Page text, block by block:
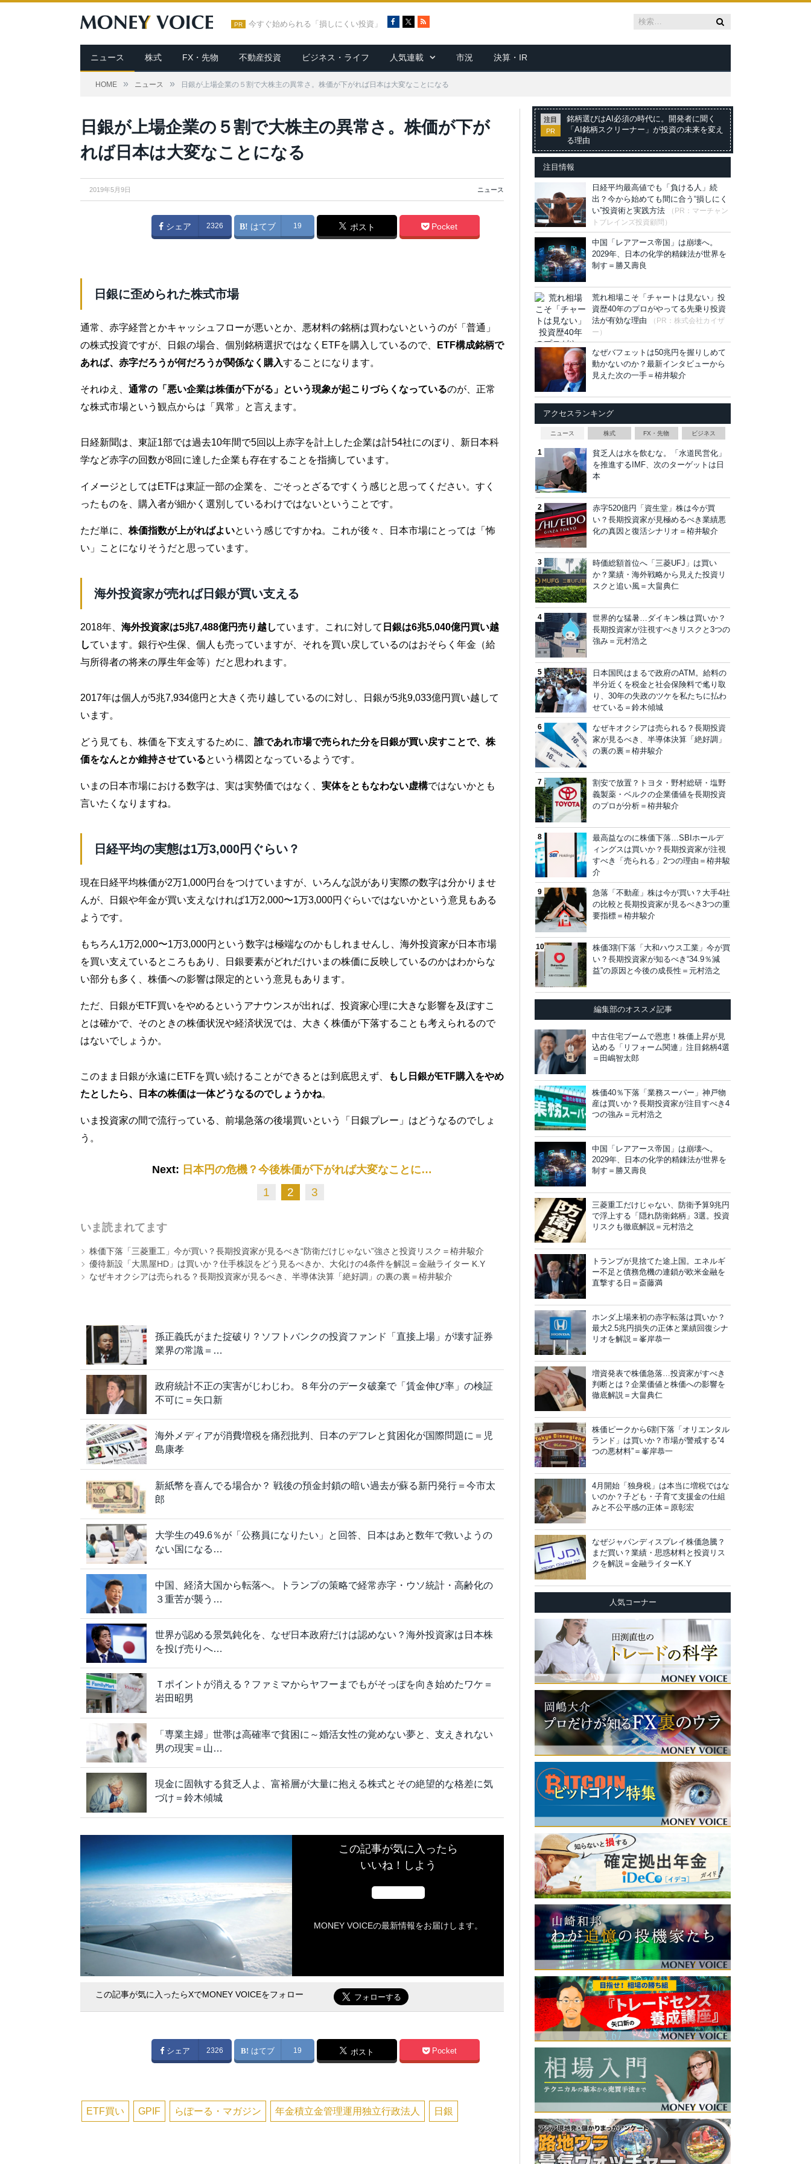
PR 今すぐ始められる「損しにくい投資」
c
e
b
o
R
S
ニュース 株式 FX・先物 不動産投資 ビジネス・ライフ 人気連載 市況 決算・IR
HOME » ニュース » 日銀が上場企業の５割で大株主の異常さ。株価が下がれば日本は大変なことになる
日銀が上場企業の５割で大株主の異常さ。株価が下が
れば日本は大変なことになる
2019年5月9日 ニュース
シェア 2326 はてブ 19 ポスト Pocket
日銀に歪められた株式市場
通常、赤字経営とかキャッシュフローが悪いとか、悪材料の銘柄は買わないというのが「普通」
の株式投資ですが、日銀の場合、個別銘柄選択ではなくETFを購入しているので、
ETF構成銘柄で
あれば、赤字だろうが何だろうが関係なく購入することになります。
それゆえ、 通常の「悪い企業は株価が下がる」という現象が起こりづらくなっているのが、正常
な株式市場という観点からは「異常」と言えます。
日経新聞は、東証1部では過去10年間で5回以上赤字を計上した企業は計54社にのぼり、新日本科
学など赤字の回数が8回に達した企業も存在することを指摘しています。
イメージとしてはETFは東証一部の企業を、ごそっとざるですくう感じと思ってください。すく
ったものを、購入者が細かく選別しているわけではないということです。
ただ単に、 株価指数が上がればよいという感じですかね。これが後々、日本市場にとっては「怖
い」ことになりそうだと思っています。
海外投資家が売れば日銀が買い支える
2018年、 海外投資家は5兆7,488億円売り越しています。これに対して 日銀は6兆5,040億円買い越
しています。銀行や生保、個人も売っていますが、それを買い戻しているのはおそらく年金（給
与所得者の将来の厚生年金等）だと思われます。
2017年は個人が5兆7,934億円と大きく売り越しているのに対し、日銀が5兆9,033億円買い越して
います。
どう見ても、株価を下支えするために、 誰であれ市場で売られた分を日銀が買い戻すことで、株
価をなんとか維持させているという構図となっているようです。
いまの日本市場における数字は、実は実勢価ではなく、 実体をともなわない虚構ではないかとも
言いたくなりますね。
日経平均の実態は1万3,000円ぐらい？
現在日経平均株価が2万1,000円台をつけていますが、いろんな説があり実際の数字は分かりませ
んが、日銀や年金が買い支えなければ1万2,000〜1万3,000円ぐらいではないかという意見もある
ようです。
もちろん1万2,000〜1万3,000円という数字は極端なのかもしれませんし、海外投資家が日本市場
を買い支えているところもあり、日銀要素がどれだけいまの株価に反映しているのかはわからな
い部分も多く、株価への影響は限定的という意見もあります。
ただ、日銀がETF買いをやめるというアナウンスが出れば、投資家心理に大きな影響を及ぼすこ
とは確かで、そのときの株価状況や経済状況では、大きく株価が下落することも考えられるので
はないでしょうか。
このまま日銀が永遠にETFを買い続けることができるとは到底思えず、
もし日銀がETF購入をやめ
たとしたら、日本の株価は一体どうなるのでしょうかね。
いま投資家の間で流行っている、前場急落の後場買いという「日銀プレー」はどうなるのでしょ
う。
Next: 日本円の危機？今後株価が下がれば大変なことに…
1 2 3
いま読まれてます
株価下落「三菱重工」今が買い？長期投資家が見るべき“防衛だけじゃない”強さと投資リスク＝栫井駿介
優待新設「大黒屋HD」は買いか？仕手株説をどう見るべきか、大化けの4条件を解説＝金融ライター K.Y
なぜキオクシアは売られる？長期投資家が見るべき、半導体決算「絶好調」の裏の裏＝栫井駿介
孫正義氏がまた掟破り？ソフトバンクの投資ファンド「直接上場」が壊す証券
業界の常識＝…
政府統計不正の実害がじわじわ。８年分のデータ破棄で「賃金伸び率」の検証
不可に＝矢口新
海外メディアが消費増税を痛烈批判、日本のデフレと貧困化が国際問題に＝児
島康孝
新紙幣を喜んでる場合か？ 戦後の預金封鎖の暗い過去が蘇る新円発行＝今市太
郎
大学生の49.6％が「公務員になりたい」と回答、日本はあと数年で救いようの
ない国になる…
中国、経済大国から転落へ。トランプの策略で経常赤字・ウソ統計・高齢化の
３重苦が襲う…
世界が認める景気鈍化を、なぜ日本政府だけは認めない？海外投資家は日本株
を投げ売りへ…
Ｔポイントが消える？ファミマからヤフーまでもがそっぽを向き始めたワケ＝
岩田昭男
「専業主婦」世帯は高確率で貧困に～婚活女性の覚めない夢と、支えきれない
男の現実＝山…
現金に固執する貧乏人よ、富裕層が大量に抱える株式とその絶望的な格差に気
づけ＝鈴木傾城
この記事が気に入ったら
いいね！しよう
MONEY VOICEの最新情報をお届けします。
この記事が気に入ったらXでMONEY VOICEをフォロー
シェア 2326 はてブ 19 ポスト Pocket
ETF買い GPIF らぽーる・マガジン 年金積立金管理運用独立行政法人 日銀
注目
PR
銘柄選びはAI必須の時代に。開発者に聞く
「AI銘柄スクリーナー」が投資の未来を変え
る理由
注目情報
日経平均最高値でも「負ける人」続
出？今から始めても間に合う“損しにく
い”投資術と実践方法
（PR：マーチャン
トブレインズ投資顧問）
中国「レアアース帝国」は崩壊へ。
2029年、日本の化学的精錬法が世界を
制す＝勝又壽良
荒れ相場こそ「チャートは見ない」投
資歴40年のプロがやってる先乗り投資
法が有効な理由
（PR：株式会社カイザ
ー）
なぜバフェットは50兆円を握りしめて
動かないのか？最新インタビューから
見えた次の一手＝栫井駿介
アクセスランキング
ニュース 株式 FX・先物 ビジネス
貧乏人は水を飲むな。「水道民営化」
を推進するIMF、次のターゲットは日
本
赤字520億円「資生堂」株は今が買
い？長期投資家が見極めるべき業績悪
化の真因と復活シナリオ＝栫井駿介
時価総額首位へ「三菱UFJ」は買い
か？業績・海外戦略から見えた投資リ
スクと追い風＝大畠典仁
世界的な猛暑…ダイキン株は買いか？
長期投資家が注視すべきリスクと3つの
強み＝元村浩之
日本国民はまるで政府のATM。給料の
半分近くを税金と社会保険料で毟り取
り、30年の失政のツケを私たちに払わ
せている＝鈴木傾城
なぜキオクシアは売られる？長期投資
家が見るべき、半導体決算「絶好調」
の裏の裏＝栫井駿介
割安で放置？トヨタ・野村総研・塩野
義製薬・ベルクの企業価値を長期投資
のプロが分析＝栫井駿介
最高益なのに株価下落…SBIホールデ
ィングスは買いか？長期投資家が注視
すべき「売られる」2つの理由＝栫井駿
介
急落「不動産」株は今が買い？大手4社
の比較と長期投資家が見るべき3つの重
要指標＝栫井駿介
株価3割下落「大和ハウス工業」今が買
い？長期投資家が知るべき“34.9％減
益”の原因と今後の成長性＝元村浩之
編集部のオススメ記事
中古住宅ブームで恩恵！株価上昇が見
込める「リフォーム関連」注目銘柄4選
＝田嶋智太郎
株価40％下落「業務スーパー」神戸物
産は買いか？長期投資家が注目すべき4
つの強み＝元村浩之
中国「レアアース帝国」は崩壊へ。
2029年、日本の化学的精錬法が世界を
制す＝勝又壽良
三菱重工だけじゃない、防衛予算9兆円
で浮上する「隠れ防衛銘柄」3選。投資
リスクも徹底解説＝元村浩之
トランプが見捨てた途上国。エネルギ
ー不足と債務危機の連鎖が欧米金融を
直撃する日＝斎藤満
ホンダ上場来初の赤字転落は買いか？
最大2.5兆円損失の正体と業績回復シナ
リオを解説＝峯岸恭一
増資発表で株価急落…投資家がすべき
判断とは？企業価値と株価への影響を
徹底解説＝大畠典仁
株価ピークから6割下落「オリエンタル
ランド」は買いか？市場が警戒する“4
つの悪材料”＝峯岸恭一
4月開始「独身税」は本当に増税ではな
いのか？子ども・子育て支援金の仕組
みと不公平感の正体＝原彰宏
なぜジャパンディスプレイ株価急騰？
まだ買い？業績・思惑材料と投資リス
クを解説＝金融ライターK.Y
人気コーナー